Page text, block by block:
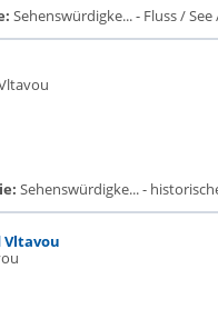
Sehenswürdigke... - Fluss / See
Sehenswürdigke... -
Vltavou